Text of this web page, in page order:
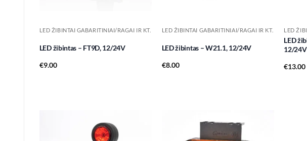
LED ŽIBINTAI GABARITINIAI/RAGAI IR KT.
LED žibintas – FT9D, 12/24V
€9.00
LED ŽIBINTAI GABARITINIAI/RAGAI IR KT.
LED žibintas – W21.1, 12/24V
€8.00
LED
LED
12/24V
€13.00